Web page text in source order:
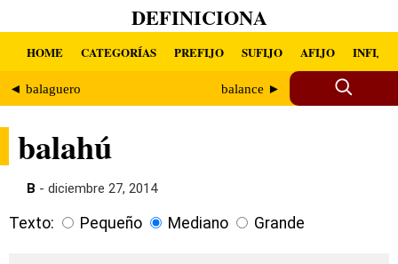
DEFINICIONA
HOME CATEGORÍAS PREFIJO SUFIJO AFIJO INFIJO
◄ balaguero balance ►
balahú
B - diciembre 27, 2014
Texto: Pequeño Mediano Grande